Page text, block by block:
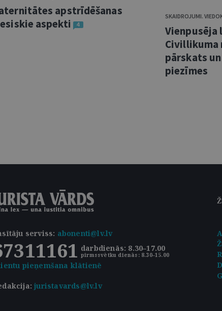
apstrīdēšanas
aspekti
4
SKAIDROJUMI.
Vienpusēja
Civillikuma
pārskats
piezīmes
serviss: abonenti@lv.lv
darbdienās: 8.30–17.00
pirmssvētku dienās: 8.30–15.00
pieņemšana klātienē
juristavards@lv.lv